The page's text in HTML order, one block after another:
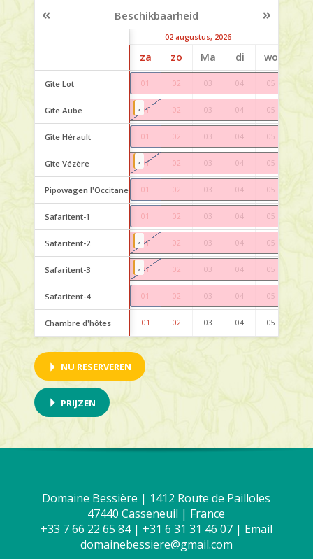
« Beschikbaarheid »
Gîte Lot
Gîte Aube
Gîte Hérault
Gîte Vézère
Pipowagen l'Occitane
Safaritent-1
Safaritent-2
Safaritent-3
Safaritent-4
Chambre d'hôtes
02 augustus, 2026
za zo Ma di wo
01 02 03 04 05
01 02 03 04 05
,
01 02 03 04 05
01 02 03 04 05
,
01 02 03 04 05
01 02 03 04 05
01 02 03 04 05
,
01 02 03 04 05
,
01 02 03 04 05
01 02 03 04 05
NU RESERVEREN
PRIJZEN
Domaine Bessière | 1412 Route de Pailloles
47440 Casseneuil | France
+33 7 66 22 65 84 | +31 6 31 31 46 07 | Email
domainebessiere@gmail.com